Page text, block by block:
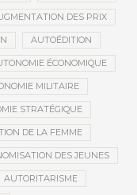
DES PRIX
AUTOÉDITION
ÉCONOMIQUE
MILITAIRE
STRATÉGIQUE
DE LA FEMME
DES JEUNES
AUTORITARISME